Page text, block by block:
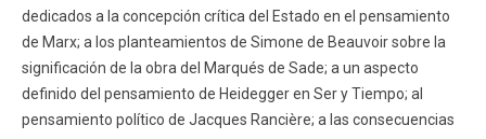
dedicados a la concepción crítica del Estado en el pensamiento
de Marx; a los planteamientos de Simone de Beauvoir sobre la
significación de la obra del Marqués de Sade; a un aspecto
definido del pensamiento de Heidegger en Ser y Tiempo; al
pensamiento político de Jacques Rancière; a las consecuencias